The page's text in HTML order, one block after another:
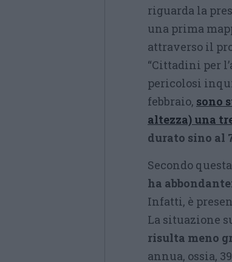
riguarda la
una prima
attraverso il
“Cittadini per
pericolosi
febbraio, sono
altezza) una
durato sino al
Secondo
ha
Infatti, è
La situazione
risulta meno
annua, ossia,